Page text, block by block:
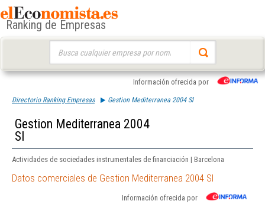
Ranking de Empresas
Información ofrecida por
Directorio Ranking Empresas Gestion Mediterranea 2004 Sl
Gestion Mediterranea 2004
Sl
Actividades de sociedades instrumentales de financiación | Barcelona
Datos comerciales de Gestion Mediterranea 2004 Sl
Información ofrecida por